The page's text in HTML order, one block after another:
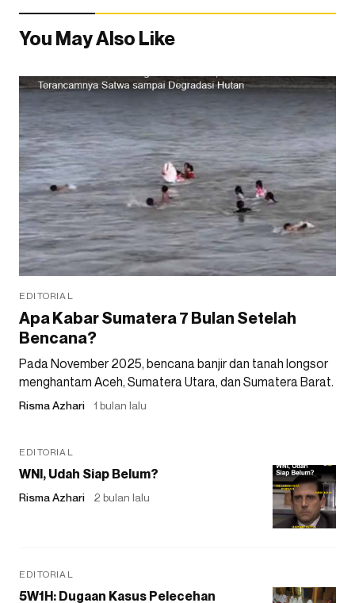
You May Also Like
EDITORIAL
Apa Kabar Sumatera 7 Bulan Setelah
Bencana?
Pada November 2025, bencana banjir dan tanah longsor
menghantam Aceh, Sumatera Utara, dan Sumatera Barat.
Risma Azhari 1 bulan lalu
EDITORIAL
WNI, Udah Siap Belum?
Risma Azhari 2 bulan lalu
EDITORIAL
5W1H: Dugaan Kasus Pelecehan